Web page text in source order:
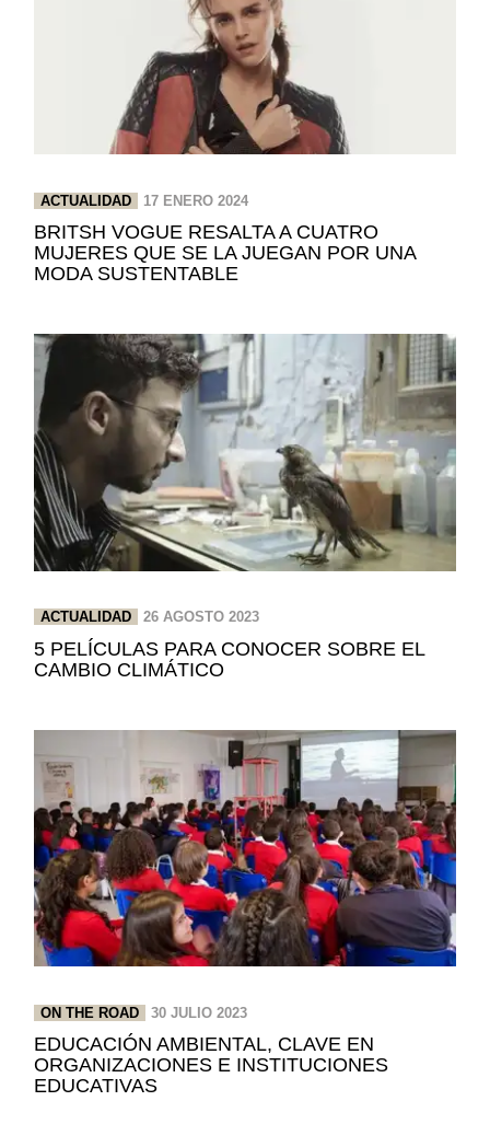
ACTUALIDAD 17 ENERO 2024
BRITSH VOGUE RESALTA A CUATRO
MUJERES QUE SE LA JUEGAN POR UNA
MODA SUSTENTABLE
ACTUALIDAD 26 AGOSTO 2023
5 PELÍCULAS PARA CONOCER SOBRE EL
CAMBIO CLIMÁTICO
ON THE ROAD 30 JULIO 2023
EDUCACIÓN AMBIENTAL, CLAVE EN
ORGANIZACIONES E INSTITUCIONES
EDUCATIVAS